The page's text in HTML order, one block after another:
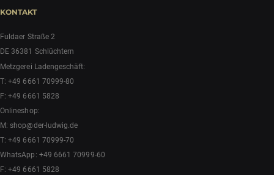
KONTAKT
Fuldaer Straße 2
DE 36381 Schlüchtern
Metzgerei Ladengeschäft:
T:+49 6661 70999-80
F: +49 6661 5828
Onlineshop:
M:shop@der-ludwig.de
T:+49 6661 70999-70
WhatsApp: +49 6661 70999-60
F: +49 6661 5828